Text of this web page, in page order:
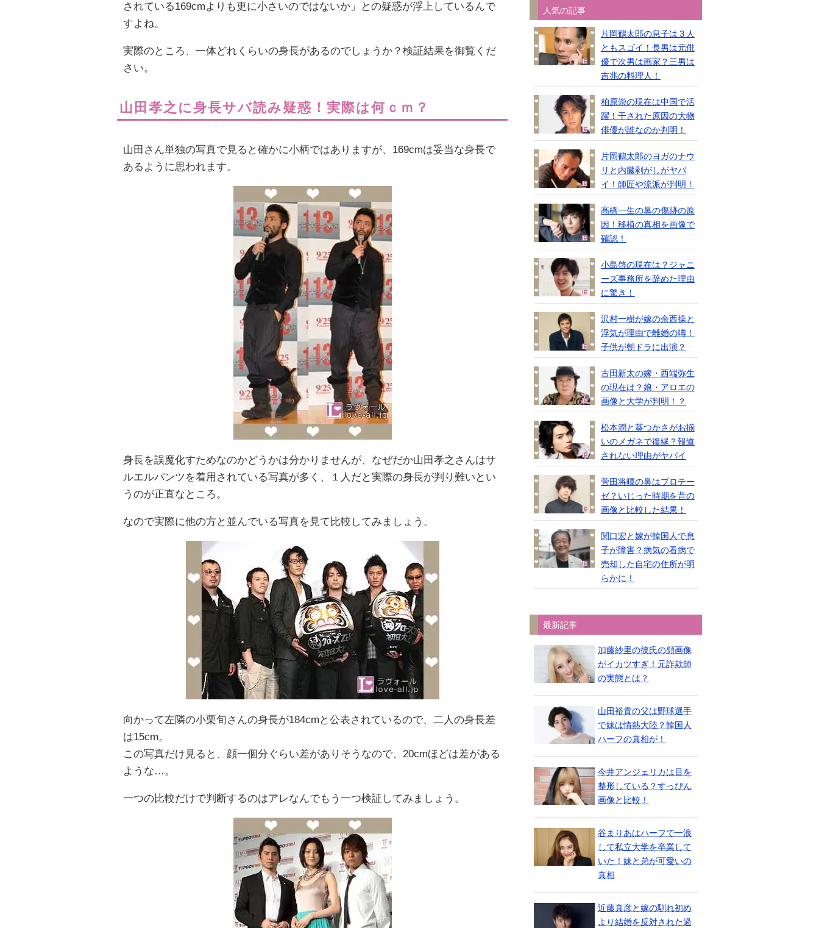
されている169cmよりも更に小さいのではないか」との疑惑が浮上しているんで
すよね。
実際のところ、一体どれくらいの身長があるのでしょうか？検証結果を御覧くだ
さい。
山田孝之に身長サバ読み疑惑！実際は何ｃｍ？
山田さん単独の写真で見ると確かに小柄ではありますが、169cmは妥当な身長で
あるように思われます。
身長を誤魔化すためなのかどうかは分かりませんが、なぜだか山田孝之さんはサ
ルエルパンツを着用されている写真が多く、１人だと実際の身長が判り難いとい
うのが正直なところ。
なので実際に他の方と並んでいる写真を見て比較してみましょう。
向かって左隣の小栗旬さんの身長が184cmと公表されているので、二人の身長差
は15cm。
この写真だけ見ると、顔一個分ぐらい差がありそうなので、20cmほどは差がある
ような…。
一つの比較だけで判断するのはアレなんでもう一つ検証してみましょう。
人気の記事
片岡鶴太郎の息子は３人
ともスゴイ！長男は元俳
優で次男は画家？三男は
吉兆の料理人！
柏原崇の現在は中国で活
躍！干された原因の大物
俳優が誰なのか判明！
片岡鶴太郎のヨガのナウ
リと内臓剥がしがヤバ
イ！師匠や流派が判明！
高橋一生の鼻の傷跡の原
因！移植の真相を画像で
確認！
小島啓の現在は？ジャニ
ーズ事務所を辞めた理由
に驚き！
沢村一樹が嫁の余西操と
浮気が理由で離婚の噂！
子供が朝ドラに出演？
古田新太の嫁・西端弥生
の現在は？娘・アロエの
画像と大学が判明！？
松本潤と葵つかさがお揃
いのメガネで復縁？報道
されない理由がヤバイ
菅田将暉の鼻はプロテー
ゼ？いじった時期を昔の
画像と比較した結果！
関口宏と嫁が韓国人で息
子が障害？病気の看病で
売却した自宅の住所が明
らかに！
最新記事
加藤紗里の彼氏の顔画像
がイカツすぎ！元詐欺師
の実態とは？
山田裕貴の父は野球選手
で妹は情熱大陸？韓国人
ハーフの真相が！
今井アンジェリカは目を
整形している？すっぴん
画像と比較！
谷まりあはハーフで一浪
して私立大学を卒業して
いた！妹と弟が可愛いの
真相
近藤真彦と嫁の馴れ初め
より結婚を反対された過